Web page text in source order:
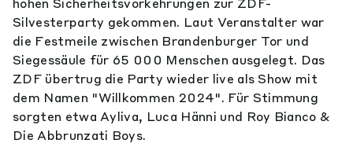
hohen Sicherheitsvorkehrungen zur ZDF-
Silvesterparty gekommen. Laut Veranstalter war
die Festmeile zwischen Brandenburger Tor und
Siegessäule für 65 000 Menschen ausgelegt. Das
ZDF übertrug die Party wieder live als Show mit
dem Namen "Willkommen 2024". Für Stimmung
sorgten etwa Ayliva, Luca Hänni und Roy Bianco &
Die Abbrunzati Boys.